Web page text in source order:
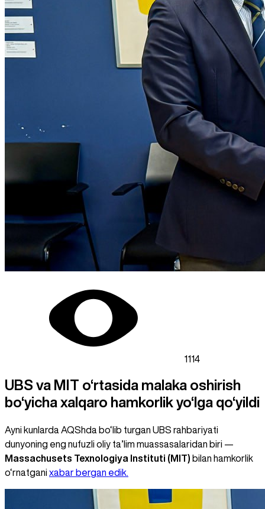
1114
UBS va MIT o‘rtasida malaka oshirish
bo‘yicha xalqaro hamkorlik yo‘lga qo‘yildi
Ayni kunlarda AQShda bo‘lib turgan UBS rahbariyati
dunyoning eng nufuzli oliy ta’lim muassasalaridan biri —
Massachusets Texnologiya Instituti (MIT) bilan hamkorlik
o‘rnatgani xabar bergan edik.